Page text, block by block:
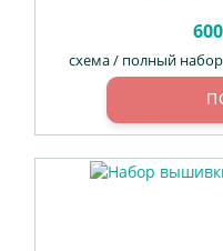
схема / полный